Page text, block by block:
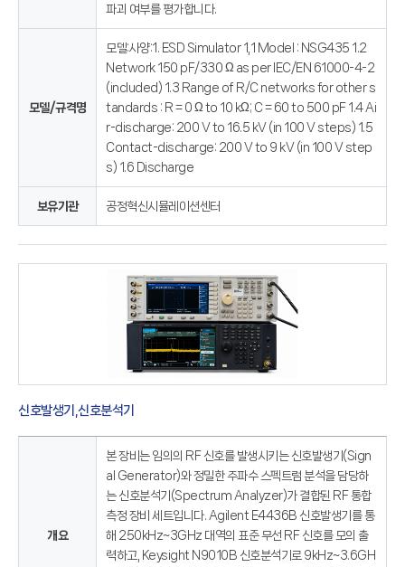
파괴 여부를 평가합니다.
모델/규격명
모델:사양:1. ESD Simulator 1,1 Model : NSG435 1.2
Network 150 pF/330 Ω as per IEC/EN 61000-4-2
(included) 1.3 Range of R/C networks for other s
tandards : R = 0 Ω to 10 kΩ; C = 60 to 500 pF 1.4 Ai
r-discharge: 200 V to 16.5 kV (in 100 V steps) 1.5
Contact-discharge: 200 V to 9 kV (in 100 V step
s) 1.6 Discharge
보유기관 공정혁신시뮬레이션센터
신호발생기,신호분석기
개요
본 장비는 임의의 RF 신호를 발생시키는 신호발생기(Sign
al Generator)와 정밀한 주파수 스펙트럼 분석을 담당하
는 신호분석기(Spectrum Analyzer)가 결합된 RF 통합
측정 장비 세트입니다. Agilent E4436B 신호발생기를 통
해 250kHz~3GHz 대역의 표준 무선 RF 신호를 모의 출
력하고, Keysight N9010B 신호분석기로 9kHz~3.6GH